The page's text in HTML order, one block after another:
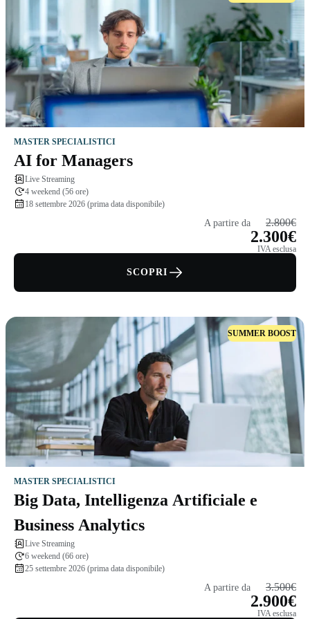
MASTER SPECIALISTICI
AI for Managers
Live Streaming
4 weekend (56 ore)
18 settembre 2026 (prima data disponibile)
A partire da 2.800€
2.300€
IVA esclusa
SCOPRI
SUMMER BOOST
MASTER SPECIALISTICI
Big Data, Intelligenza Artificiale e
Business Analytics
Live Streaming
6 weekend (66 ore)
25 settembre 2026 (prima data disponibile)
A partire da 3.500€
2.900€
IVA esclusa